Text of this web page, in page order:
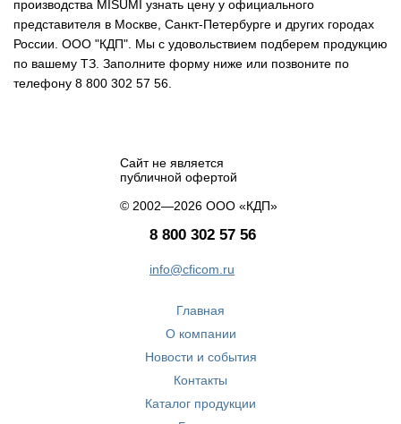
производства MISUMI узнать цену у официального
представителя в Москве, Санкт-Петербурге и других городах
России. ООО "КДП". Мы с удовольствием подберем продукцию
по вашему ТЗ. Заполните форму ниже или позвоните по
телефону 8 800 302 57 56.
Сайт не является
публичной офертой
© 2002—2026 ООО «КДП»
8 800 302 57 56
info@cficom.ru
Главная
О компании
Новости и события
Контакты
Каталог продукции